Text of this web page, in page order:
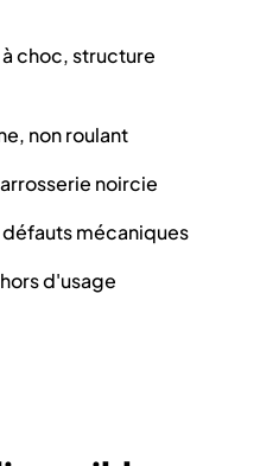
choc, structure
non roulant
noircie
mécaniques
d'usage